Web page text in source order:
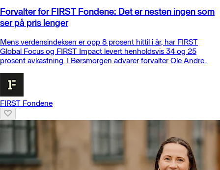
Forvalter for FIRST Fondene: Det er nesten ingen som
ser på pris lenger
Mens verdensindeksen er opp 8 prosent hittil i år, har FIRST
Global Focus og FIRST Impact levert henholdsvis 34 og 25
prosent avkastning. I Børsmorgen advarer forvalter Ole Andre..
FIRST Fondene